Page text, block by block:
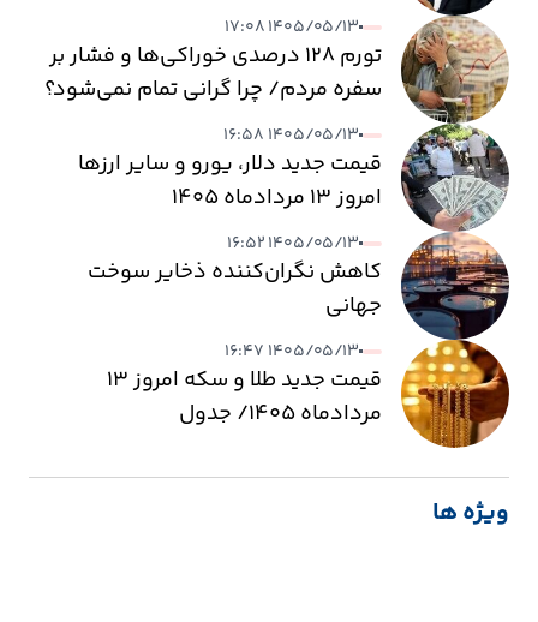
۱۴۰۵/۰۵/۱۳ ۱۷:۰۸
تورم ۱۲۸ درصدی خوراکی‌ها و فشار بر
سفره مردم/ چرا گرانی تمام نمی‌شود؟
۱۴۰۵/۰۵/۱۳ ۱۶:۵۸
قیمت جدید دلار، یورو و سایر ارزها
امروز ۱۳ مردادماه ۱۴۰۵
۱۴۰۵/۰۵/۱۳ ۱۶:۵۲
کاهش نگران‌کننده ذخایر سوخت
جهانی
۱۴۰۵/۰۵/۱۳ ۱۶:۴۷
قیمت جدید طلا و سکه امروز ۱۳
مردادماه ۱۴۰۵/ جدول
ویژه ها